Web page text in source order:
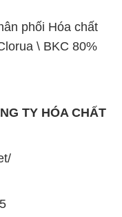
phối Hóa chất
\ BKC 80%
TY HÓA CHẤT